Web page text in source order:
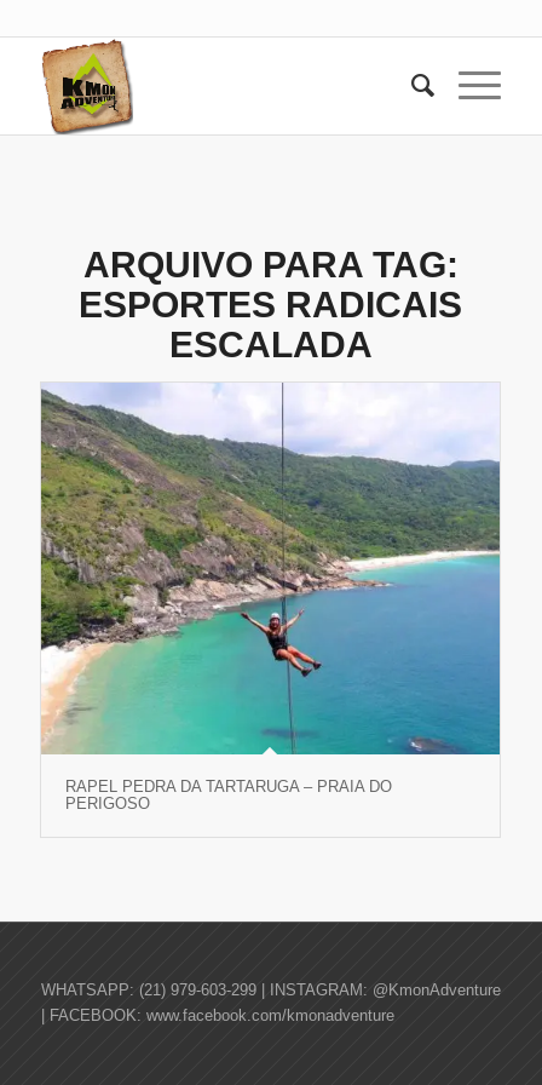
ARQUIVO PARA TAG:
ESPORTES RADICAIS
ESCALADA
RAPEL PEDRA DA TARTARUGA – PRAIA DO
PERIGOSO
WHATSAPP: (21) 979-603-299 | INSTAGRAM: @KmonAdventure
| FACEBOOK: www.facebook.com/kmonadventure